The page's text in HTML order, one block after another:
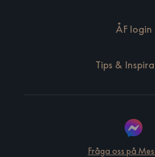
ÅF login
Tips &
Fråga oss på